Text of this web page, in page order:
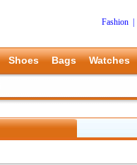
Fashion
Shoes Bags Watches